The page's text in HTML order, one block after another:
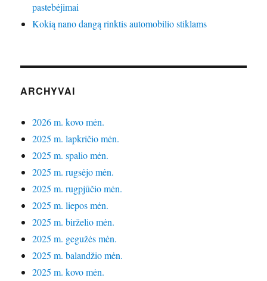
pastebėjimai
Kokią nano dangą rinktis automobilio stiklams
ARCHYVAI
2026 m. kovo mėn.
2025 m. lapkričio mėn.
2025 m. spalio mėn.
2025 m. rugsėjo mėn.
2025 m. rugpjūčio mėn.
2025 m. liepos mėn.
2025 m. birželio mėn.
2025 m. gegužės mėn.
2025 m. balandžio mėn.
2025 m. kovo mėn.